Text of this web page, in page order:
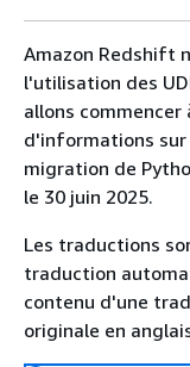
Amazon Redshift
l'utilisation des
allons commencer
d'informations sur
migration de
le 30 juin 2025.
Les traductions
traduction
contenu d'une
originale en